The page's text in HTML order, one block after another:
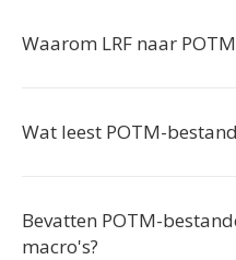
Waarom LRF naar
Wat leest POTM-
Bevatten POTM-
macro's?